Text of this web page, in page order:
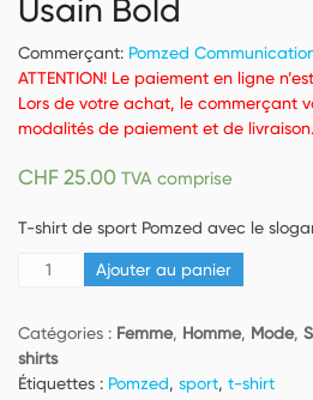
Usain Bold
Commerçant: Pomzed
ATTENTION! Le paiement en ligne
Lors de votre achat, le commerçant
modalités de paiement et de livraison.
CHF 25.00 TVA comprise
T-shirt de sport Pomzed avec le
quantité
shirt
respirant
–
Ajouter au panier
Catégories : Femme, Homme, Mode,
shirts
Étiquettes : Pomzed, sport, t-shirt